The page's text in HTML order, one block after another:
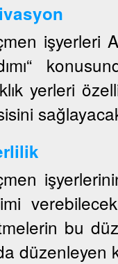
işyerleri
yerleri
bu
düzenleyen